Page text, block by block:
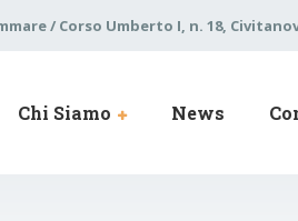
/ Corso Umberto I, n. 18,
Chi Siamo News